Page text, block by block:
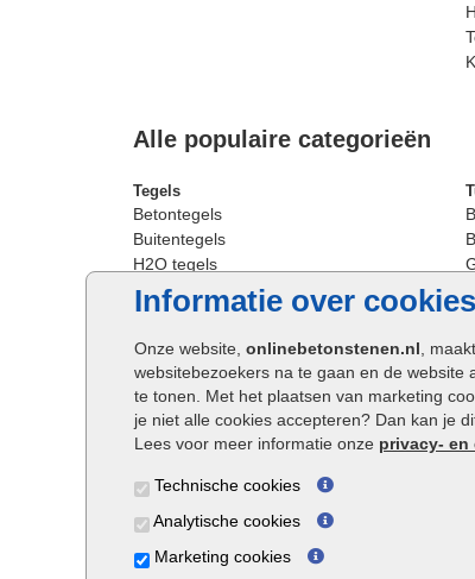
Informatie over cookies
Onze website, onlinebetonstenen.nl ,
websitebezoekers na te gaan en de
te tonen. Met het plaatsen van marketing
je niet alle cookies accepteren? Dan kan je
Lees voor meer informatie onze privacy- en
Technische cookies
Analytische cookies
Marketing cookies
Alle populaire categorieën
Tegels
Betontegels
Buitentegels
H2O tegels
Keramische terrastegels
Oprit tegels
Patio tegels
Siertegels
Stoeptegels
Straattegels
Terrastegels
Buitentegels
Grote terrastegels